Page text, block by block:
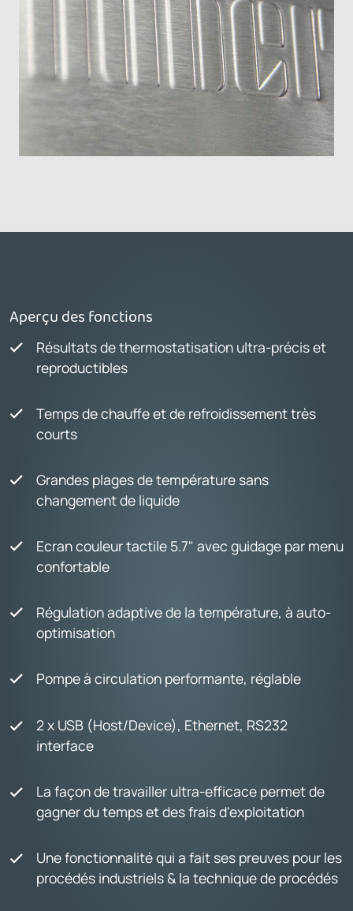
Aperçu des fonctions
Résultats de thermostatisation ultra-précis et
reproductibles
Temps de chauffe et de refroidissement très
courts
Grandes plages de température sans
changement de liquide
Ecran couleur tactile 5.7" avec guidage par menu
confortable
Régulation adaptive de la température, à auto-
optimisation
Pompe à circulation performante, réglable
2 x USB (Host/Device), Ethernet, RS232
interface
La façon de travailler ultra-efficace permet de
gagner du temps et des frais d'exploitation
Une fonctionnalité qui a fait ses preuves pour les
procédés industriels & la technique de procédés